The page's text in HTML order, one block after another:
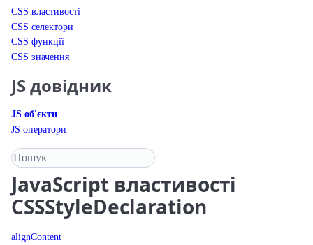
CSS властивості
CSS селектори
CSS функції
CSS значення
JS довідник
JS об'єкти
JS оператори
Пошук у довіднику
JavaScript властивості
CSSStyleDeclaration
alignContent